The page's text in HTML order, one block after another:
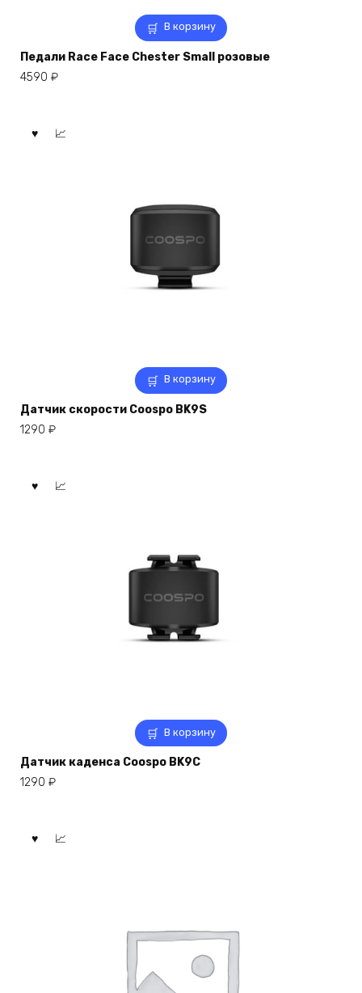
В корзину
Педали Race Face Chester Small розовые
4590 ₽
В корзину
Датчик скорости Coospo BK9S
1290 ₽
В корзину
Датчик каденса Coospo BK9C
1290 ₽